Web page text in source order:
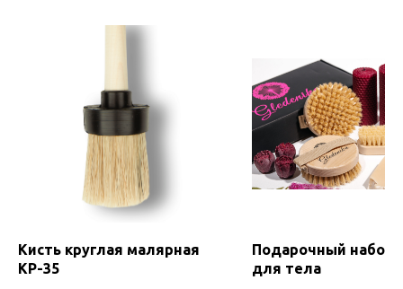
Кисть круглая малярная
КР-35
Подарочный набор
для тела